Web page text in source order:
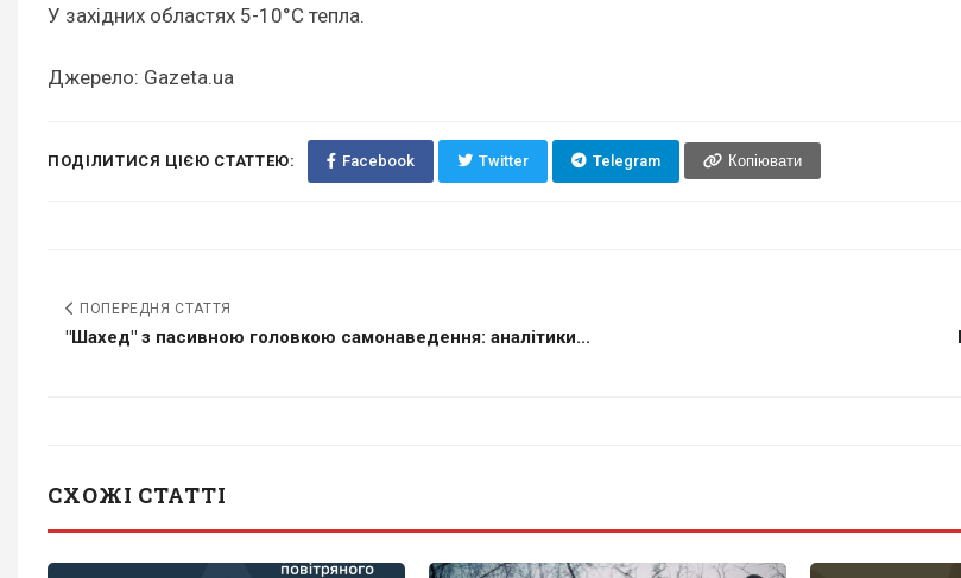
У західних областях 5-10°С тепла.
Джерело: Gazeta.ua
ПОДІЛИТИСЯ ЦІЄЮ СТАТТЕЮ: Facebook Twitter Telegram Копіювати
ПОПЕРЕДНЯ СТАТТЯ
"Шахед" з пасивною головкою самонаведення: аналітики...
СХОЖІ СТАТТІ